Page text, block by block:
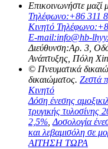
Επικοινωνήστε μαζί
Τηλέφωνο:+86 311
Κινητό Τηλέφωνο:
E-mail:info@hb-
Διεύθυνση:Αρ. 3,
Ανάπτυξης, Πόλη
© Πνευματικά
δικαιώματος. Ζεστά
Κινητό
Δόση ένεσης
τρυγικής τυλοσίνης
2,5%,Δοσολογία
και λεβαμισόλη σε
ΑΙΤΗΣΗ ΤΩΡΑ